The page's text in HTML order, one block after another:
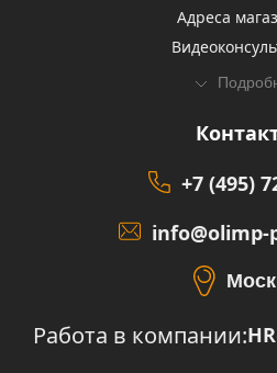
Адреса
+7 (495)
Работа в компании: